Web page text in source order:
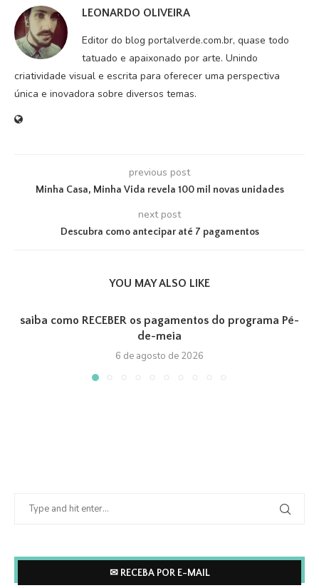
LEONARDO OLIVEIRA
Editor do blog portalverde.com.br, quase todo
tatuado e apaixonado por arte. Unindo
criatividade visual e escrita para oferecer uma perspectiva
única e inovadora sobre diversos temas.
previous post
Minha Casa, Minha Vida revela 100 mil novas unidades
next post
Descubra como antecipar até 7 pagamentos
YOU MAY ALSO LIKE
saiba como RECEBER os pagamentos do programa Pé-
de-meia
6 de agosto de 2026
✉ RECEBA POR E-MAIL